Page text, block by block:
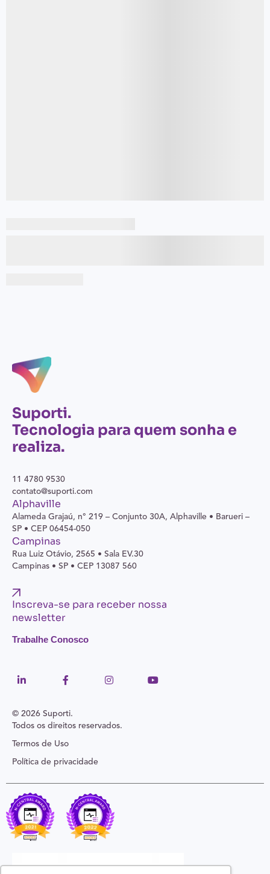
Suporti.
Tecnologia para quem sonha e
realiza.
11 4780 9530
contato@suporti.com
Alphaville
Alameda Grajaú, n° 219 – Conjunto 30A, Alphaville • Barueri –
SP • CEP 06454-050
Campinas
Rua Luiz Otávio, 2565 • Sala EV.30
Campinas • SP • CEP 13087 560
Inscreva-se para receber nossa
newsletter
Trabalhe Conosco
© 2026 Suporti.
Todos os direitos reservados.
Termos de Uso
Política de privacidade